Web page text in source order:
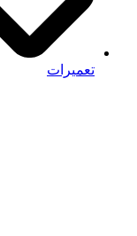
تعمیرات